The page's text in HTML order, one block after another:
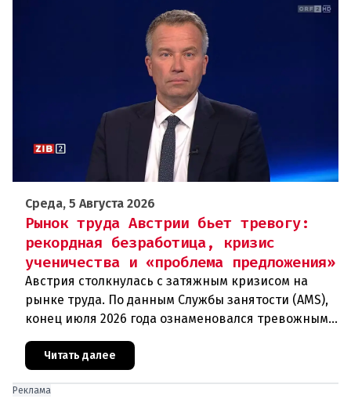
Среда, 5 Августа 2026
Рынок труда Австрии бьет тревогу:
рекордная безработица, кризис
ученичества и «проблема предложения»
Австрия столкнулась с затяжным кризисом на
рынке труда. По данным Службы занятости (AMS),
конец июля 2026 года ознаменовался тревожными
зарегистрированы как безрабо
Читать далее
Реклама